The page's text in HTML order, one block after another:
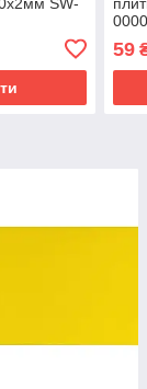
59